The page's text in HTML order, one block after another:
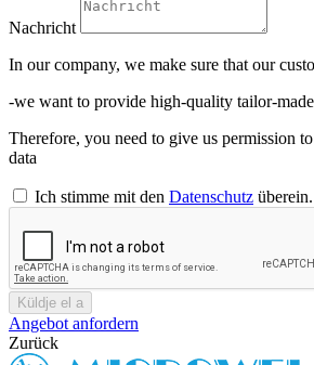
Nachricht
In our company, we make sure that our
-we want to provide high-quality tailor-
Therefore, you need to give us permission
data
Ich stimme mit den Datenschutz überein.
Küldje el a
Angebot anfordern
Zurück